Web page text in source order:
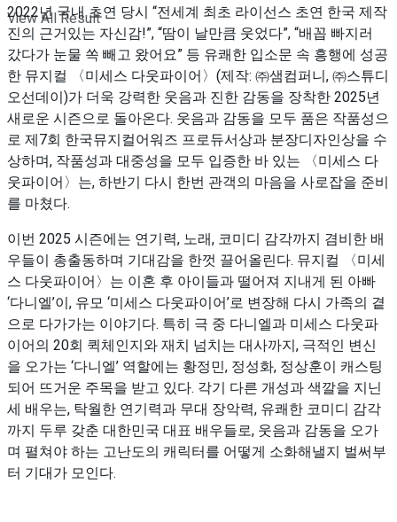
View All Result
2022년 국내 초연 당시 “전세계 최초 라이선스 초연 한국 제작
진의 근거있는 자신감!”, “땀이 날만큼 웃었다”, “배꼽 빠지러
갔다가 눈물 쏙 빼고 왔어요” 등 유쾌한 입소문 속 흥행에 성공
한 뮤지컬 〈미세스 다웃파이어〉(제작: ㈜샘컴퍼니, ㈜스튜디
오선데이)가 더욱 강력한 웃음과 진한 감동을 장착한 2025년
새로운 시즌으로 돌아온다. 웃음과 감동을 모두 품은 작품성으
로 제7회 한국뮤지컬어워즈 프로듀서상과 분장디자인상을 수
상하며, 작품성과 대중성을 모두 입증한 바 있는 〈미세스 다
웃파이어〉는, 하반기 다시 한번 관객의 마음을 사로잡을 준비
를 마쳤다.
이번 2025 시즌에는 연기력, 노래, 코미디 감각까지 겸비한 배
우들이 총출동하며 기대감을 한껏 끌어올린다. 뮤지컬 〈미세
스 다웃파이어〉는 이혼 후 아이들과 떨어져 지내게 된 아빠
‘다니엘’이, 유모 ‘미세스 다웃파이어’로 변장해 다시 가족의 곁
으로 다가가는 이야기다. 특히 극 중 다니엘과 미세스 다웃파
이어의 20회 퀵체인지와 재치 넘치는 대사까지, 극적인 변신
을 오가는 ‘다니엘’ 역할에는 황정민, 정성화, 정상훈이 캐스팅
되어 뜨거운 주목을 받고 있다. 각기 다른 개성과 색깔을 지닌
세 배우는, 탁월한 연기력과 무대 장악력, 유쾌한 코미디 감각
까지 두루 갖춘 대한민국 대표 배우들로, 웃음과 감동을 오가
며 펼쳐야 하는 고난도의 캐릭터를 어떻게 소화해낼지 벌써부
터 기대가 모인다.